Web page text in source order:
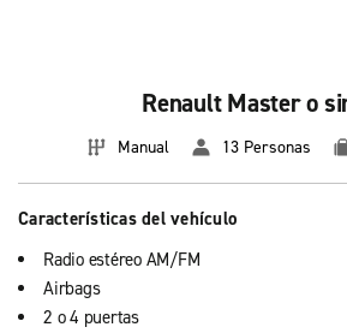
Renault Master o
Manual 13 Personas
Características del vehículo
Radio estéreo AM/FM
Airbags
2 o 4 puertas